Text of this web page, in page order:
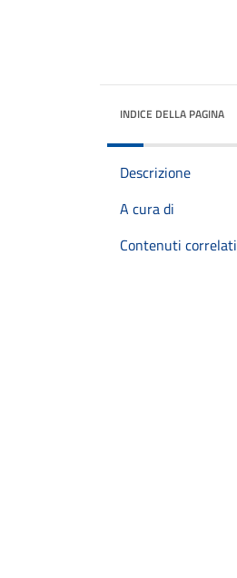
INDICE DELLA PAGINA
Descrizione
A cura di
Contenuti correlati